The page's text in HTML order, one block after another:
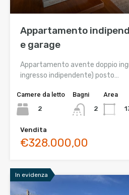
Appartamento
e garage
Appartamento avente doppio
ingresso indipendente) posto…
Camere da letto
2
Bagni
2
Area
Vendita
€328.000,00
In evidenza